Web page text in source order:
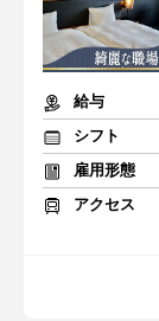
給与
シフト
雇用形態
アクセス